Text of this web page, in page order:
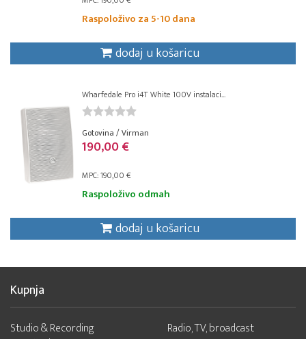
Raspoloživo za 5-10 dana
dodaj u košaricu
Wharfedale Pro i4T White 100V instalaci...
Gotovina / Virman
190,00 €
MPC: 190,00 €
Raspoloživo odmah
dodaj u košaricu
Kupnja
Studio & Recording
Radio, TV, broadcast